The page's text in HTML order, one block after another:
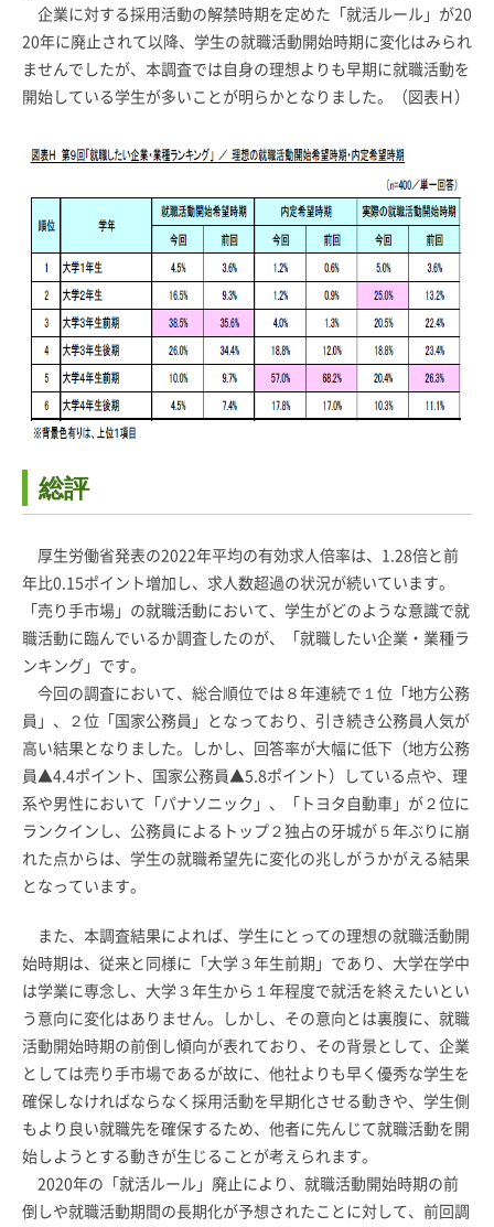
企業に対する採用活動の解禁時期を定めた「就活ルール」が20
20年に廃止されて以降、学生の就職活動開始時期に変化はみられ
ませんでしたが、本調査では自身の理想よりも早期に就職活動を
開始している学生が多いことが明らかとなりました。（図表Ｈ）
総評
厚生労働省発表の2022年平均の有効求人倍率は、1.28倍と前
年比0.15ポイント増加し、求人数超過の状況が続いています。
「売り手市場」の就職活動において、学生がどのような意識で就
職活動に臨んでいるか調査したのが、「就職したい企業・業種ラ
ンキング」です。
今回の調査において、総合順位では８年連続で１位「地方公務
員」、２位「国家公務員」となっており、引き続き公務員人気が
高い結果となりました。しかし、回答率が大幅に低下（地方公務
員▲4.4ポイント、国家公務員▲5.8ポイント）している点や、理
系や男性において「パナソニック」、「トヨタ自動車」が２位に
ランクインし、公務員によるトップ２独占の牙城が５年ぶりに崩
れた点からは、学生の就職希望先に変化の兆しがうかがえる結果
となっています。
また、本調査結果によれば、学生にとっての理想の就職活動開
始時期は、従来と同様に「大学３年生前期」であり、大学在学中
は学業に専念し、大学３年生から１年程度で就活を終えたいとい
う意向に変化はありません。しかし、その意向とは裏腹に、就職
活動開始時期の前倒し傾向が表れており、その背景として、企業
としては売り手市場であるが故に、他社よりも早く優秀な学生を
確保しなければならなく採用活動を早期化させる動きや、学生側
もより良い就職先を確保するため、他者に先んじて就職活動を開
始しようとする動きが生じることが考えられます。
2020年の「就活ルール」廃止により、就職活動開始時期の前
倒しや就職活動期間の長期化が予想されたことに対して、前回調